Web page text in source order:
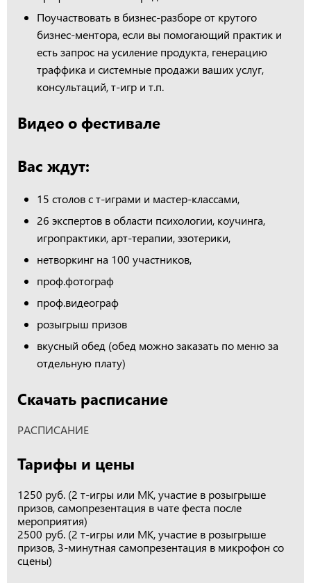
Поучаствовать в бизнес-разборе от крутого
бизнес-ментора, если вы помогающий практик и
есть запрос на усиление продукта, генерацию
траффика и системные продажи ваших услуг,
консультаций, т-игр и т.п.
Видео о фестивале
Вас ждут:
15 столов с т-играми и мастер-классами,
26 экспертов в области психологии, коучинга,
игропрактики, арт-терапии, эзотерики,
нетворкинг на 100 участников,
проф.фотограф
проф.видеограф
розыгрыш призов
вкусный обед (обед можно заказать по меню за
отдельную плату)
Скачать расписание
РАСПИСАНИЕ
Тарифы и цены
1250 руб. (2 т-игры или МК, участие в розыгрыше
призов, самопрезентация в чате феста после
мероприятия)
2500 руб. (2 т-игры или МК, участие в розыгрыше
призов, 3-минутная самопрезентация в микрофон со
сцены)